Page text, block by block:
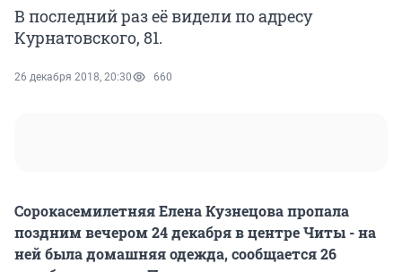
В последний раз её видели по адресу
Курнатовского, 81.
26 декабря 2018, 20:30 660
Сорокасемилетняя Елена Кузнецова пропала
поздним вечером 24 декабря в центре Читы - на
ней была домашняя одежда, сообщается 26